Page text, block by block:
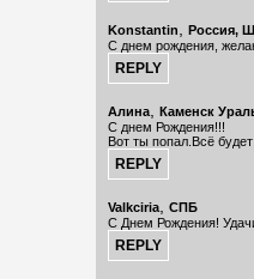
Konstantin, Россия,
С днем рождения,
Алина, Каменск
С днем Рождения!!!
Вот ты попал.Всё
Valkciria, СПБ
С Днем Рождения!